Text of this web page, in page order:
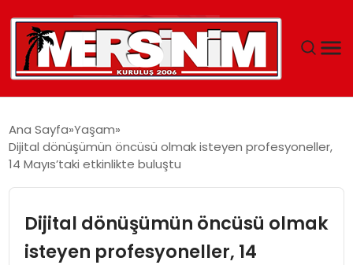
YAŞAM
SAĞLIK
Ana Sayfa Yaşam
Dijital dönüşümün öncüsü olmak isteyen profesyoneller,
14 Mayıs’taki etkinlikte buluştu
Dijital dönüşümün öncüsü olmak
isteyen profesyoneller, 14